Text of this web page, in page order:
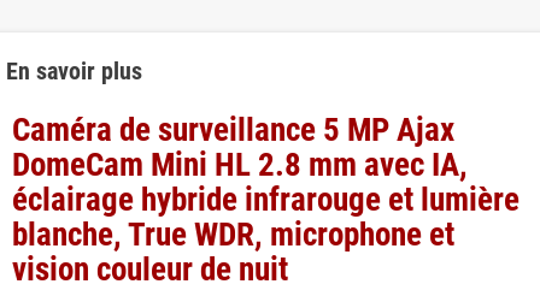
En savoir plus
Caméra de surveillance 5 MP Ajax
DomeCam Mini HL 2.8 mm avec IA,
éclairage hybride infrarouge et lumière
blanche, True WDR, microphone et
vision couleur de nuit